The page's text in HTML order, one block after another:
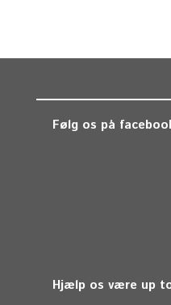
Følg os på
Hjælp os være up